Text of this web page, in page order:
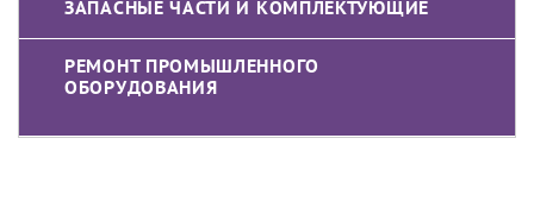
ЗАПАСНЫЕ ЧАСТИ И КОМПЛЕКТУЮЩИЕ
РЕМОНТ ПРОМЫШЛЕННОГО
ОБОРУДОВАНИЯ